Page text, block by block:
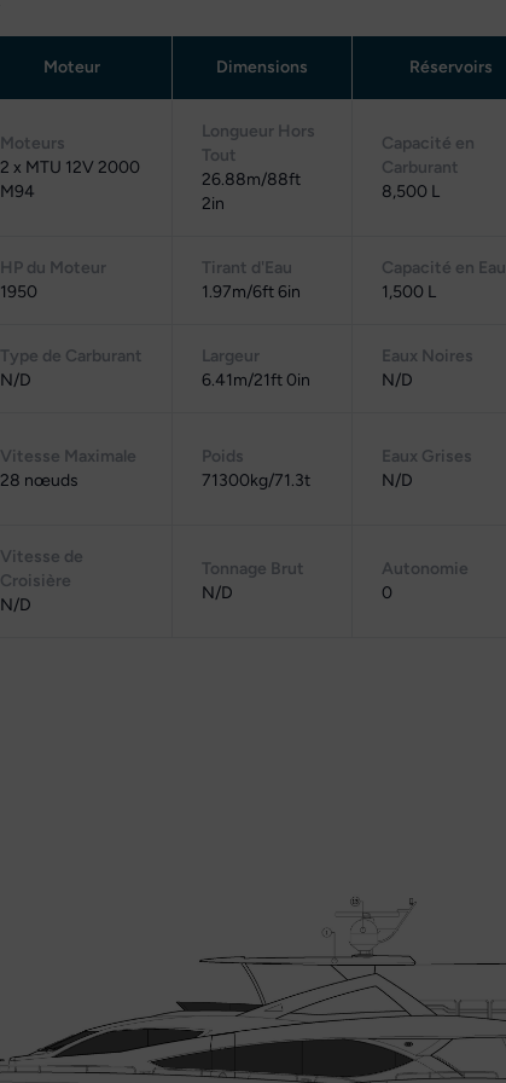
Moteur Dimensions Réservoirs
Moteurs
2 x MTU 12V 2000
M94
Longueur Hors
Tout
26.88m/88ft
2in
Capacité en
Carburant
8,500 L
HP du Moteur
1950
Tirant d'Eau
1.97m/6ft 6in
Capacité en Eau
1,500 L
Type de Carburant
N/D
Largeur
6.41m/21ft 0in
Eaux Noires
N/D
Vitesse Maximale
28 nœuds
Poids
71300kg/71.3t
Eaux Grises
N/D
Vitesse de
Croisière
N/D
Tonnage Brut
N/D
Autonomie
0